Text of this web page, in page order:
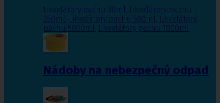
Likvidátory pachu 30ml, Likvidátory pachu
250ml, Likvidátory pachu 500ml, Likvidátory
pachu 5000ml, Likvidátory pachu 1000ml
Nádoby na nebezpečný odpad